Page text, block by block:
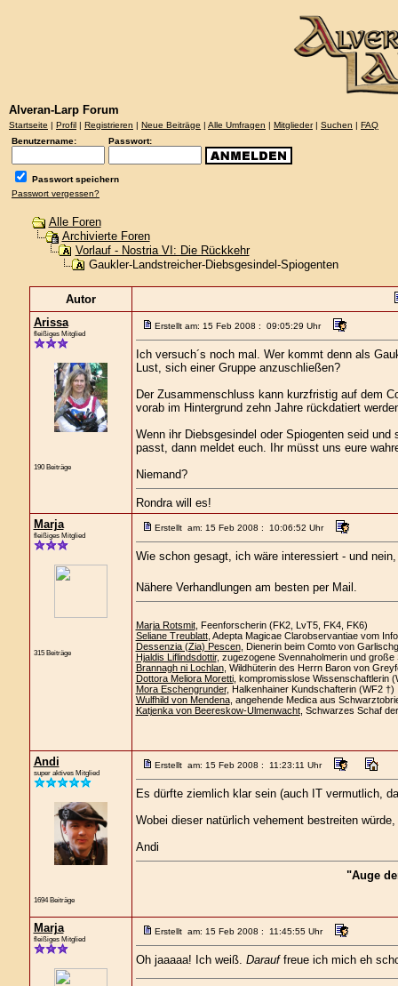
Alveran-Larp Forum
Startseite | Profil | Registrieren | Neue Beiträge | Alle Umfragen | Mitglieder| Suchen | FAQ
Benutzername:
Passwort:
Passwort speichern
Passwort vergessen?
Alle Foren
Archivierte Foren
Vorlauf - Nostria VI: Die Rückkehr
Gaukler-Landstreicher-Diebsgesindel-Spiogenten
Autor
Arissa
fleißiges Mitglied
190 Beiträge
Erstellt am: 15 Feb 2008 : 09:05:29 Uhr
Ich versuch´s noch mal. Wer kommt denn als
Lust, sich einer Gruppe anzuschließen?
Der Zusammenschluss kann kurzfristig auf dem
vorab im Hintergrund zehn Jahre rückdatiert
Wenn ihr Diebsgesindel oder Spiogenten seid
passt, dann meldet euch. Ihr müsst uns eure
Niemand?
Rondra will es!
Marja
fleißiges Mitglied
315 Beiträge
Erstellt am: 15 Feb 2008 : 10:06:52 Uhr
Wie schon gesagt, ich wäre interessiert - und
Nähere Verhandlungen am besten per Mail.
Marja Rotsmit, Feenforscherin (FK2, LvT5, FK4, FK6)
Seliane Treublatt, Adepta Magicae Clarobservantiae vom
Dessenzia (Zia) Pescen, Dienerin beim Comto von
Hjaldis Liflindsdottir, zugezogene Svennaholmerin und
Brannagh ni Lochlan, Wildhüterin des Herrn Baron von
Dottora Meliora Moretti, kompromisslose Wissenschaftlerin
Mora Eschengrunder, Halkenhainer Kundschafterin (WF2 †)
Wulfhild von Mendena, angehende Medica aus
Katjenka von Beereskow-Ulmenwacht, Schwarzes Schaf
Andi
super aktives Mitglied
1694 Beiträge
Erstellt am: 15 Feb 2008 : 11:23:11 Uhr
Es dürfte ziemlich klar sein (auch IT vermutlich,
Wobei dieser natürlich vehement bestreiten
Andi
"Auge
Marja
fleißiges Mitglied
Erstellt am: 15 Feb 2008 : 11:45:55 Uhr
Oh jaaaaa! Ich weiß. Darauffreue ich mich eh